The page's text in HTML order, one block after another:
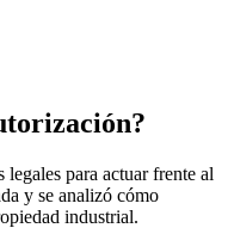
para actuar frente al
y se analizó cómo
industrial.